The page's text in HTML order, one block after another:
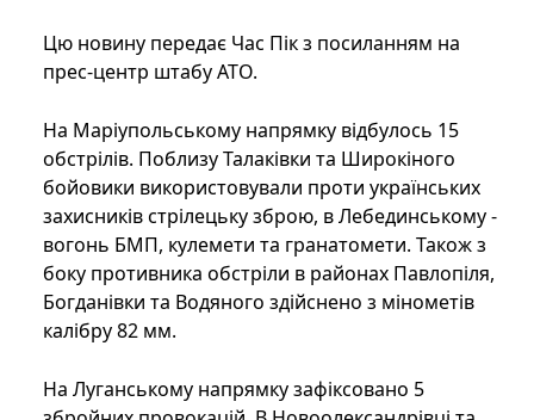
Цю новину передає Час Пік з посиланням на
прес-центр штабу АТО.
На Маріупольському напрямку відбулось 15
обстрілів. Поблизу Талаківки та Широкіного
бойовики використовували проти українських
захисників стрілецьку зброю, в Лебединському -
вогонь БМП, кулемети та гранатомети. Також з
боку противника обстріли в районах Павлопіля,
Богданівки та Водяного здійснено з мінометів
калібру 82 мм.
На Луганському напрямку зафіксовано 5